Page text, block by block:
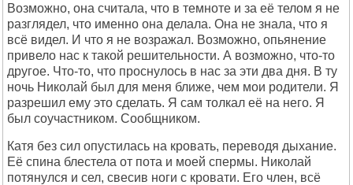
Возможно, она считала, что в темноте и за её телом я не
разглядел, что именно она делала. Она не знала, что я
всё видел. И что я не возражал. Возможно, опьянение
привело нас к такой решительности. А возможно, что-то
другое. Что-то, что проснулось в нас за эти два дня. В ту
ночь Николай был для меня ближе, чем мои родители. Я
разрешил ему это сделать. Я сам толкал её на него. Я
был соучастником. Сообщником.
Катя без сил опустилась на кровать, переводя дыхание.
Её спина блестела от пота и моей спермы. Николай
потянулся и сел, свесив ноги с кровати. Его член, всё